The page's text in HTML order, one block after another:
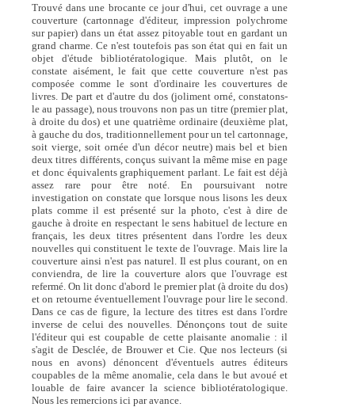
Trouvé dans une brocante ce jour d'hui, cet ouvrage a une
couverture (cartonnage d'éditeur, impression polychrome
sur papier) dans un état assez pitoyable tout en gardant un
grand charme. Ce n'est toutefois pas son état qui en fait un
objet d'étude bibliotératologique. Mais plutôt, on le
constate aisément, le fait que cette couverture n'est pas
composée comme le sont d'ordinaire les couvertures de
livres. De part et d'autre du dos (joliment orné, constatons-
le au passage), nous trouvons non pas un titre (premier plat,
à droite du dos) et une quatrième ordinaire (deuxième plat,
à gauche du dos, traditionnellement pour un tel cartonnage,
soit vierge, soit ornée d'un décor neutre) mais bel et bien
deux titres différents, conçus suivant la même mise en page
et donc équivalents graphiquement parlant. Le fait est déjà
assez rare pour être noté. En poursuivant notre
investigation on constate que lorsque nous lisons les deux
plats comme il est présenté sur la photo, c'est à dire de
gauche à droite en respectant le sens habituel de lecture en
français, les deux titres présentent dans l'ordre les deux
nouvelles qui constituent le texte de l'ouvrage. Mais lire la
couverture ainsi n'est pas naturel. Il est plus courant, on en
conviendra, de lire la couverture alors que l'ouvrage est
refermé. On lit donc d'abord le premier plat (à droite du dos)
et on retourne éventuellement l'ouvrage pour lire le second.
Dans ce cas de figure, la lecture des titres est dans l'ordre
inverse de celui des nouvelles. Dénonçons tout de suite
l'éditeur qui est coupable de cette plaisante anomalie : il
s'agit de Desclée, de Brouwer et Cie. Que nos lecteurs (si
nous en avons) dénoncent d'éventuels autres éditeurs
coupables de la même anomalie, cela dans le but avoué et
louable de faire avancer la science bibliotératologique.
Nous les remercions ici par avance.